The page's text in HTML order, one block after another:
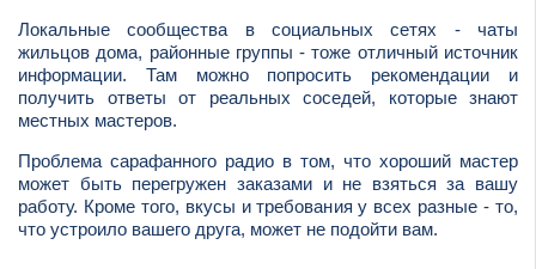
Локальные сообщества в социальных сетях - чаты
жильцов дома, районные группы - тоже отличный источник
информации. Там можно попросить рекомендации и
получить ответы от реальных соседей, которые знают
местных мастеров.
Проблема сарафанного радио в том, что хороший мастер
может быть перегружен заказами и не взяться за вашу
работу. Кроме того, вкусы и требования у всех разные - то,
что устроило вашего друга, может не подойти вам.